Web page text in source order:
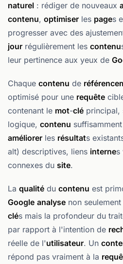
naturel : rédiger de nouveaux
contenu, optimiser les pages
progresser avec des
jour régulièrement les contenu
leur pertinence aux yeux de
Chaque contenu de
optimisé pour une requête
contenant le mot-clé principal,
logique, contenu
améliorer les résultats
alt) descriptives, liens internes
connexes du site.
La qualité du contenu est
Google analyse non
clés mais la profondeur du
par rapport à l'intention de
réelle de l'utilisateur. Un
répond pas vraiment à la